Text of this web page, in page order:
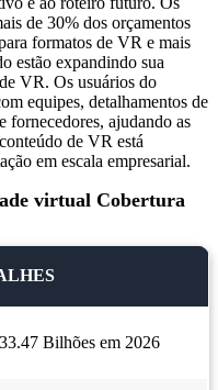
de 30% dos orçamentos
formatos de VR e mais
estão expandindo sua
VR. Os usuários do
equipes, detalhamentos de
fornecedores, ajudando as
de VR está
em escala empresarial.
virtual Cobertura
Bilhões em 2026